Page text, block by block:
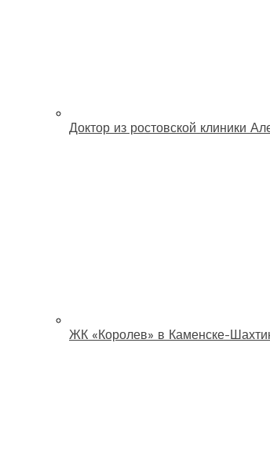
Доктор из ростовской клиники
ЖК «Королев» в Каменске-